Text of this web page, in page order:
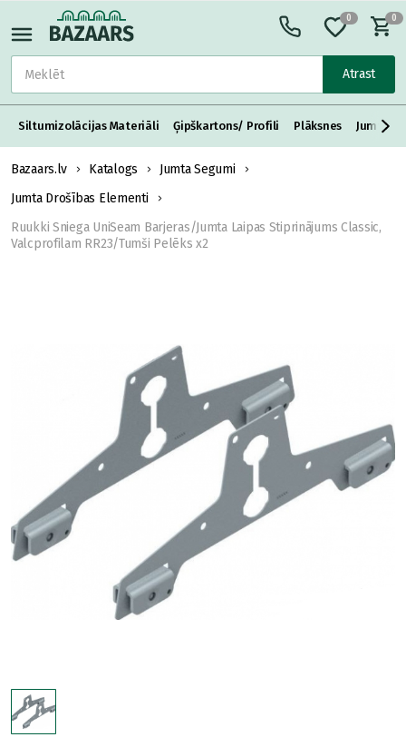
Atrast
0 0
Siltumizolācijas Materiāli Ģipškartons/ Profili Plāksnes Jumta
Bazaars.lv Katalogs
Jumta Segumi
Jumta Drošības Elementi
Ruukki Sniega UniSeam Barjeras/Jumta Laipas Stiprinājums Classic,
Valcprofilam RR23/Tumši Pelēks x2